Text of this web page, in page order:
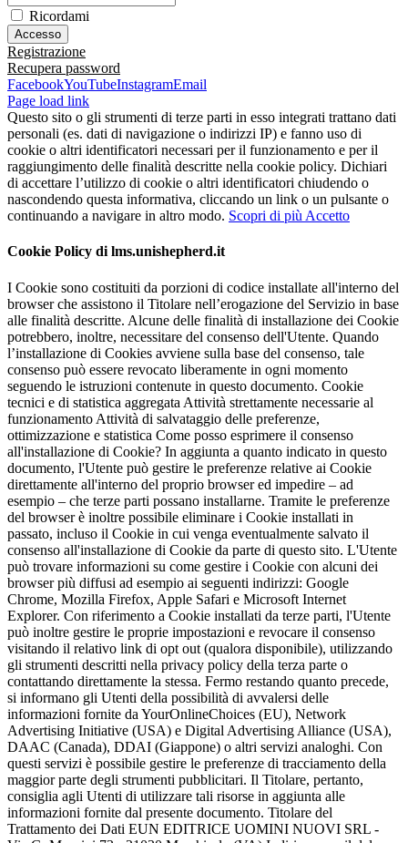
Ricordami
Registrazione
Recupera password
FacebookYouTubeInstagramEmail
Page load link
Questo sito o gli strumenti di terze parti in esso integrati trattano dati
personali (es. dati di navigazione o indirizzi IP) e fanno uso di
cookie o altri identificatori necessari per il funzionamento e per il
raggiungimento delle finalità descritte nella cookie policy. Dichiari
di accettare l’utilizzo di cookie o altri identificatori chiudendo o
nascondendo questa informativa, cliccando un link o un pulsante o
continuando a navigare in altro modo. Scopri di più Accetto
Cookie Policy di lms.unishepherd.it
I Cookie sono costituiti da porzioni di codice installate all'interno del
browser che assistono il Titolare nell’erogazione del Servizio in base
alle finalità descritte. Alcune delle finalità di installazione dei Cookie
potrebbero, inoltre, necessitare del consenso dell'Utente. Quando
l’installazione di Cookies avviene sulla base del consenso, tale
consenso può essere revocato liberamente in ogni momento
seguendo le istruzioni contenute in questo documento. Cookie
tecnici e di statistica aggregata Attività strettamente necessarie al
funzionamento Attività di salvataggio delle preferenze,
ottimizzazione e statistica Come posso esprimere il consenso
all'installazione di Cookie? In aggiunta a quanto indicato in questo
documento, l'Utente può gestire le preferenze relative ai Cookie
direttamente all'interno del proprio browser ed impedire – ad
esempio – che terze parti possano installarne. Tramite le preferenze
del browser è inoltre possibile eliminare i Cookie installati in
passato, incluso il Cookie in cui venga eventualmente salvato il
consenso all'installazione di Cookie da parte di questo sito. L'Utente
può trovare informazioni su come gestire i Cookie con alcuni dei
browser più diffusi ad esempio ai seguenti indirizzi: Google
Chrome, Mozilla Firefox, Apple Safari e Microsoft Internet
Explorer. Con riferimento a Cookie installati da terze parti, l'Utente
può inoltre gestire le proprie impostazioni e revocare il consenso
visitando il relativo link di opt out (qualora disponibile), utilizzando
gli strumenti descritti nella privacy policy della terza parte o
contattando direttamente la stessa. Fermo restando quanto precede,
si informano gli Utenti della possibilità di avvalersi delle
informazioni fornite da YourOnlineChoices (EU), Network
Advertising Initiative (USA) e Digital Advertising Alliance (USA),
DAAC (Canada), DDAI (Giappone) o altri servizi analoghi. Con
questi servizi è possibile gestire le preferenze di tracciamento della
maggior parte degli strumenti pubblicitari. Il Titolare, pertanto,
consiglia agli Utenti di utilizzare tali risorse in aggiunta alle
informazioni fornite dal presente documento. Titolare del
Trattamento dei Dati EUN EDITRICE UOMINI NUOVI SRL -